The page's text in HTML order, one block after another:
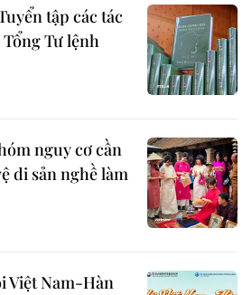
tập các tác
Tư lệnh
nguy cơ cần
di sản nghề làm
Việt Nam-Hàn